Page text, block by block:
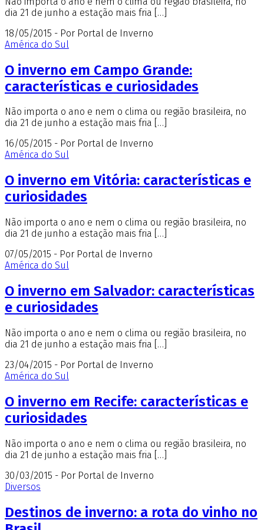
dia 21 de junho a estação mais fria […]
18/05/2015 - Por Portal de Inverno
América do Sul
O inverno em Campo Grande:
características e curiosidades
Não importa o ano e nem o clima ou região brasileira, no
dia 21 de junho a estação mais fria […]
16/05/2015 - Por Portal de Inverno
América do Sul
O inverno em Vitória: características e
curiosidades
Não importa o ano e nem o clima ou região brasileira, no
dia 21 de junho a estação mais fria […]
07/05/2015 - Por Portal de Inverno
América do Sul
O inverno em Salvador: características
e curiosidades
Não importa o ano e nem o clima ou região brasileira, no
dia 21 de junho a estação mais fria […]
23/04/2015 - Por Portal de Inverno
América do Sul
O inverno em Recife: características e
curiosidades
Não importa o ano e nem o clima ou região brasileira, no
dia 21 de junho a estação mais fria […]
30/03/2015 - Por Portal de Inverno
Diversos
Destinos de inverno: a rota do vinho no